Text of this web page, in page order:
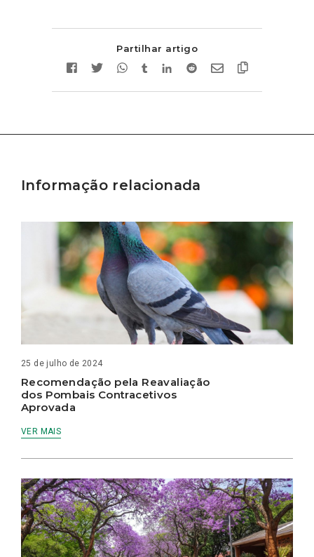
Partilhar artigo
Informação relacionada
25 de julho de 2024
Recomendação pela Reavaliação
dos Pombais Contracetivos
Aprovada
VER MAIS